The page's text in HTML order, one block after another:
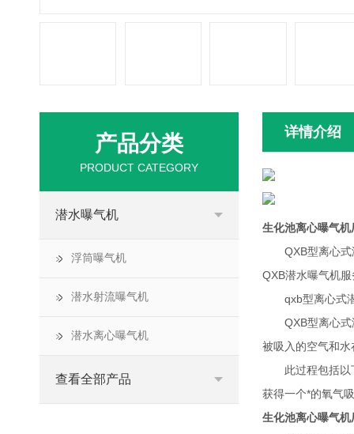
详情介绍
生化池离心曝气机
QXB型离心式潜
QXB潜水曝气机
qxb型离心式潜
QXB型离心式潜
被吸入的空气和
此过程包括以下
获得一个*的氧气
生化池离心曝气机
产品分类
PRODUCT CATEGORY
潜水曝气机
浮筒曝气机
潜水射流曝气机
潜水离心曝气机
查看全部产品